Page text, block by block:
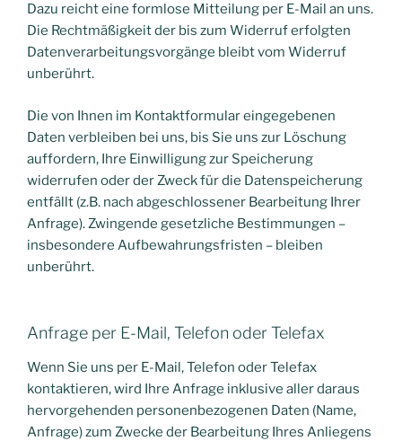
Dazu reicht eine formlose Mitteilung per E-Mail an uns.
Die Rechtmäßigkeit der bis zum Widerruf erfolgten
Datenverarbeitungsvorgänge bleibt vom Widerruf
unberührt.
Die von Ihnen im Kontaktformular eingegebenen
Daten verbleiben bei uns, bis Sie uns zur Löschung
auffordern, Ihre Einwilligung zur Speicherung
widerrufen oder der Zweck für die Datenspeicherung
entfällt (z.B. nach abgeschlossener Bearbeitung Ihrer
Anfrage). Zwingende gesetzliche Bestimmungen –
insbesondere Aufbewahrungsfristen – bleiben
unberührt.
Anfrage per E-Mail, Telefon oder Telefax
Wenn Sie uns per E-Mail, Telefon oder Telefax
kontaktieren, wird Ihre Anfrage inklusive aller daraus
hervorgehenden personenbezogenen Daten (Name,
Anfrage) zum Zwecke der Bearbeitung Ihres Anliegens